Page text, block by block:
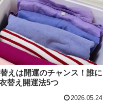
えは開運のチャンス！誰に
替え開運法5つ
2026.05.24